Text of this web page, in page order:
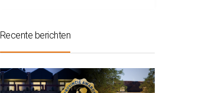
Recente berichten